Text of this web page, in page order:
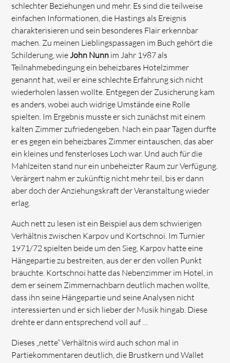
schlechter Beziehungen und mehr. Es sind die teilweise
einfachen Informationen, die Hastings als Ereignis
charakterisieren und sein besonderes Flair erkennbar
machen. Zu meinen Lieblingspassagen im Buch gehört die
Schilderung, wieJohn Nunn im Jahr 1987 als
Teilnahmebedingung ein beheizbares Hotelzimmer
genannt hat, weil er eine schlechte Erfahrung sich nicht
wiederholen lassen wollte. Entgegen der Zusicherung kam
es anders, wobei auch widrige Umstände eine Rolle
spielten. Im Ergebnis musste er sich zunächst mit einem
kalten Zimmer zufriedengeben. Nach ein paar Tagen durfte
er es gegen ein beheizbares Zimmer eintauschen, das aber
ein kleines und fensterloses Loch war. Und auch für die
Mahlzeiten stand nur ein unbeheizter Raum zur Verfügung.
Verärgert nahm er zukünftig nicht mehr teil, bis er dann
aber doch der Anziehungskraft der Veranstaltung wieder
erlag.
Auch nett zu lesen ist ein Beispiel aus dem schwierigen
Verhältnis zwischen Karpov und Kortschnoi. Im Turnier
1971/72 spielten beide um den Sieg, Karpov hatte eine
Hängepartie zu bestreiten, aus der er den vollen Punkt
brauchte. Kortschnoi hatte das Nebenzimmer im Hotel, in
dem er seinem Zimmernachbarn deutlich machen wollte,
dass ihn seine Hängepartie und seine Analysen nicht
interessierten und er sich lieber der Musik hingab. Diese
drehte er dann entsprechend voll auf …
Dieses „nette“ Verhältnis wird auch schon mal in
Partiekommentaren deutlich, die Brustkern und Wallet